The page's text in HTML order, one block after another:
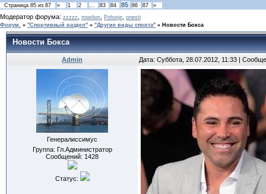
Страница 85 из 87 « 1 2 … 83 84 85 86 87 »
Модератор форума: zzzzz mpelion Pohorje onesti
Форум. » "Спортивный раздел" » "Другие виды спорта" » Новости Бокса
Новости Бокса
Admin Дата: Суббота, 28.07.2012, 11:33 |
Генералиссимус
Группа: Гл.Администратор
Сообщений: 1428
Статус: